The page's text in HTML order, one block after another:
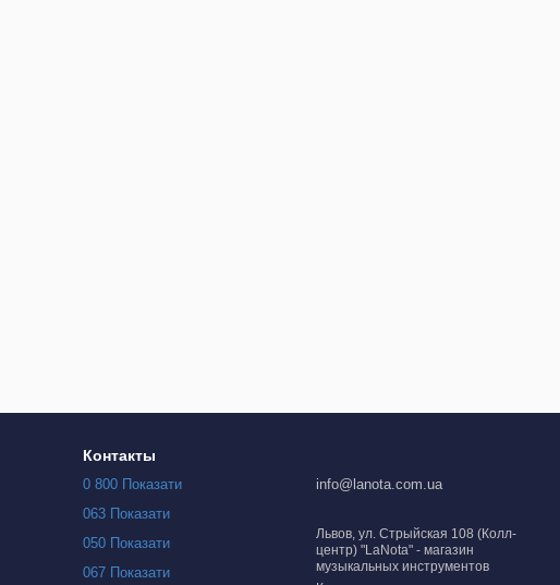
Контакты
0 800 Показати
063 Показати
050 Показати
067 Показати
info@lanota.com.ua
Львов, ул. Стрыйская 108 (Колл-
центр) "LaNota" - магазин
музыкальных инструментов